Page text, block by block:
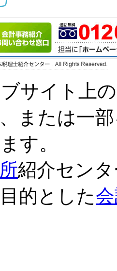
サイト上
または一
す。
紹介セン
的とした